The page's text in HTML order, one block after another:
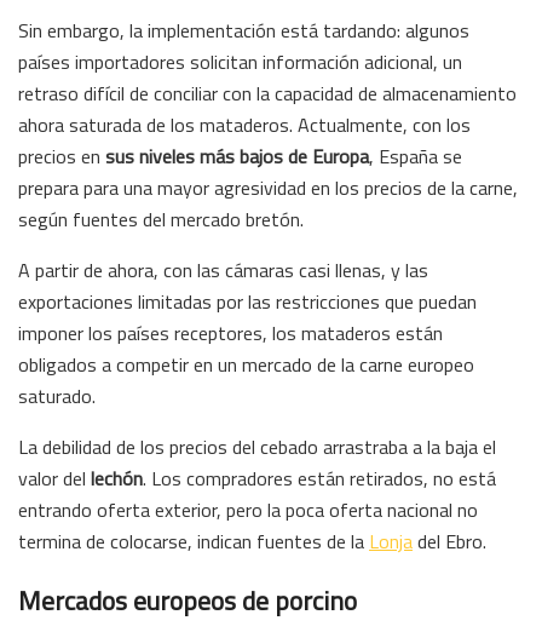
Sin embargo, la implementación está tardando: algunos
países importadores solicitan información adicional, un
retraso difícil de conciliar con la capacidad de almacenamiento
ahora saturada de los mataderos. Actualmente, con los
precios en sus niveles más bajos de Europa, España se
prepara para una mayor agresividad en los precios de la carne,
según fuentes del mercado bretón.
A partir de ahora, con las cámaras casi llenas, y las
exportaciones limitadas por las restricciones que puedan
imponer los países receptores, los mataderos están
obligados a competir en un mercado de la carne europeo
saturado.
La debilidad de los precios del cebado arrastraba a la baja el
valor del lechón. Los compradores están retirados, no está
entrando oferta exterior, pero la poca oferta nacional no
termina de colocarse, indican fuentes de la Lonjadel Ebro.
Mercados europeos de porcino